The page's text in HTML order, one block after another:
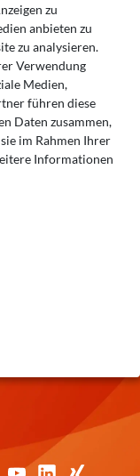
SIE
zu
anbieten zu
zu analysieren.
Verwendung
Medien,
führen diese
Daten zusammen,
im Rahmen Ihrer
Informationen